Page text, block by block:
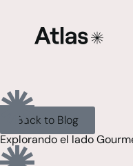
Back to Blog
Explorando el lado